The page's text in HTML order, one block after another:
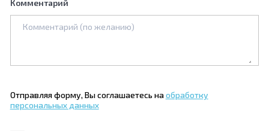
Комментарий
Отправляя форму, Вы соглашаетесь наобработку
персональных данных